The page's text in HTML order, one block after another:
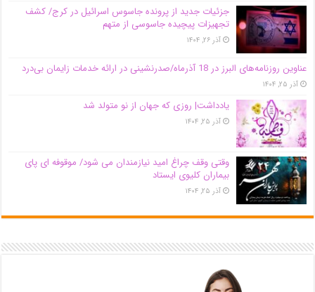
جزئیات جدید از پرونده جاسوس اسرائیل در کرج/‌ کشف
تجهیزات پیچیده جاسوسی از متهم
آذر ۲۶, ۱۴۰۴
عناوین روزنامه‌های البرز در ‌18 آذرماه/صدرنشینی در ارائه خدمات زایمان بی‌درد
آذر ۲۵, ۱۴۰۴
یادداشت| روزی که جهان از نو متولد شد
آذر ۲۵, ۱۴۰۴
وقتی وقف چراغ امید نیازمندان می شود/ موقوفه ای پای
بیماران کلیوی ایستاد
آذر ۲۵, ۱۴۰۴